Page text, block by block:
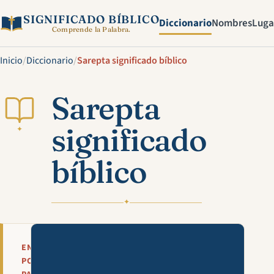
SIGNIFICADO BÍBLICO
Comprende la Palabra. DiccionarioNombres
Inicio/Diccionario/Sarepta significado bíblico
✦
Sarepta
significado
bíblico
✦
EN
POCAS
Mira esta explicación en